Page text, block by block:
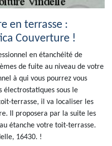
en terrasse :
Couverture !
en étanchéité de
de fuite au niveau de votre
à qui vous pourrez vous
électrostatiques sous le
terrasse, il va localiser les
Il proposera par la suite les
étanche votre toit-terrasse.
16430. !